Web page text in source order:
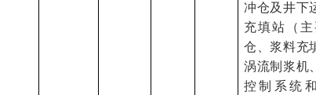
冲仓及井下
充填站（
仓、浆料充
涡流制浆机
控制系统